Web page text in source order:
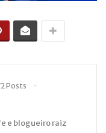
Posts
e blogueiro raiz